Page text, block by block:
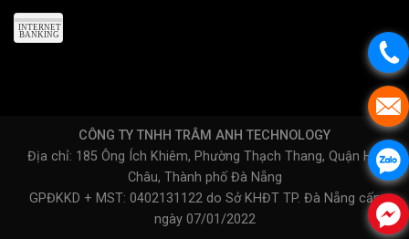
CÔNG TY TNHH TRÂM ANH TECHNOLOGY
Địa chỉ: 185 Ông Ích Khiêm, Phường Thạch Thang, Quận Hải
Châu, Thành phố Đà Nẵng
GPĐKKD + MST: 0402131122 do Sở KHĐT TP. Đà Nẵng cấp
ngày 07/01/2022